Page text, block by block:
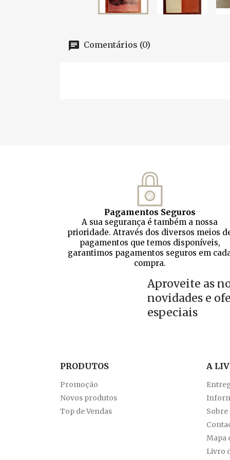
Comentários (0)
Pagamentos Seguros
A sua segurança é também a nossa
prioridade. Através dos diversos meios
pagamentos que temos disponíveis,
garantimos pagamentos seguros em
compra.
Aproveite as
novidades e
especiais
PRODUTOS
Promoção
Novos produtos
Top de Vendas
A
Sobre
Mapa
Livro